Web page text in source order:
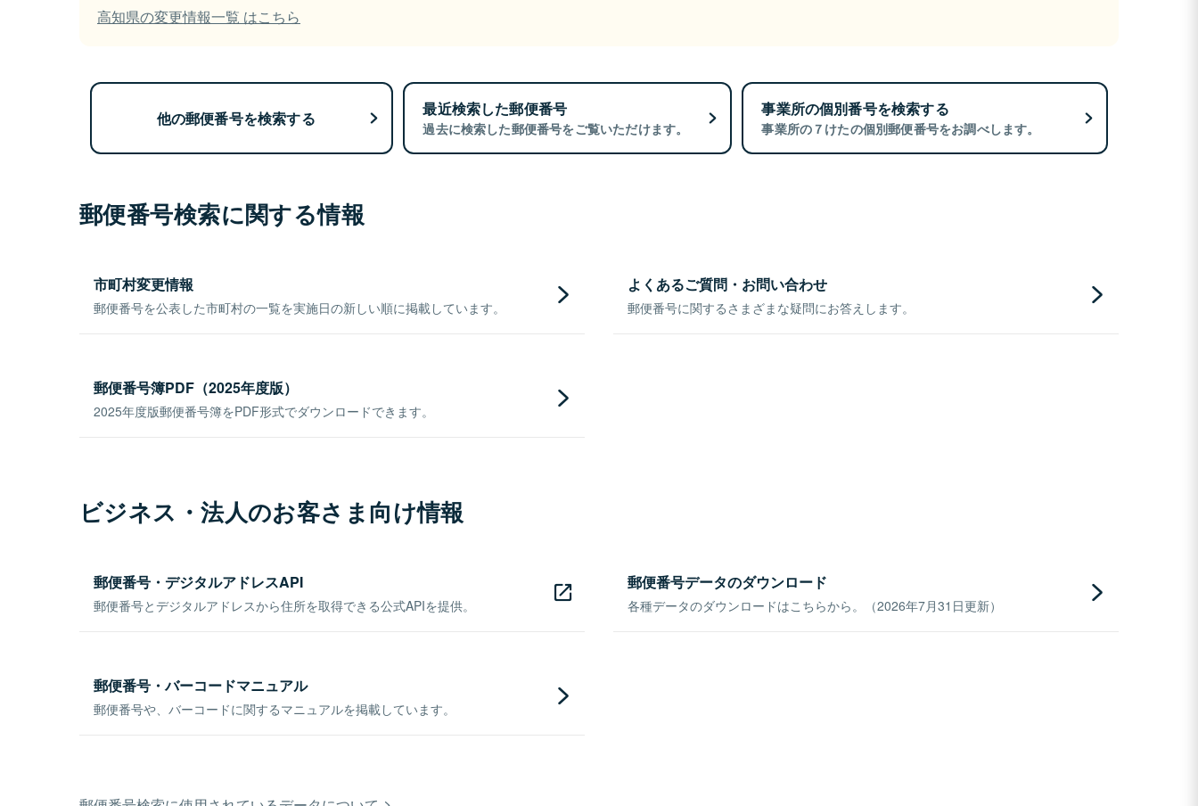
高知県の変更情報一覧 はこちら
他の郵便番号を検索する 最近検索した郵便番号
過去に検索した郵便番号をご覧いただけます。
事業所の個別番号を検索する
事業所の７けたの個別郵便番号をお調べします。
郵便番号検索に関する情報
市町村変更情報
郵便番号を公表した市町村の一覧を実施日の新しい順に掲載しています。
よくあるご質問・お問い合わせ
郵便番号に関するさまざまな疑問にお答えします。
郵便番号簿PDF（2025年度版）
2025年度版郵便番号簿をPDF形式でダウンロードできます。
ビジネス・法人のお客さま向け情報
郵便番号・デジタルアドレスAPI
郵便番号とデジタルアドレスから住所を取得できる公式APIを提供。
郵便番号データのダウンロード
各種データのダウンロードはこちらから。（2026年7月31日更新）
郵便番号・バーコードマニュアル
郵便番号や、バーコードに関するマニュアルを掲載しています。